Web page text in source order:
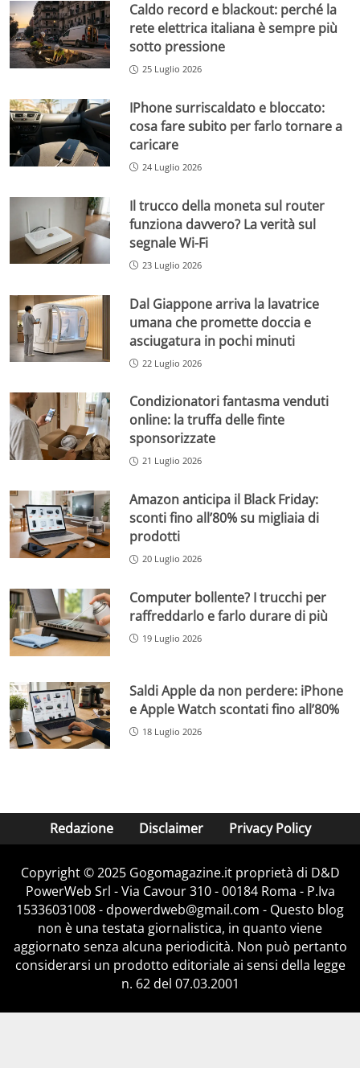
Caldo record e blackout: perché la
rete elettrica italiana è sempre più
sotto pressione
25 Luglio 2026
IPhone surriscaldato e bloccato:
cosa fare subito per farlo tornare a
caricare
24 Luglio 2026
Il trucco della moneta sul router
funziona davvero? La verità sul
segnale Wi-Fi
23 Luglio 2026
Dal Giappone arriva la lavatrice
umana che promette doccia e
asciugatura in pochi minuti
22 Luglio 2026
Condizionatori fantasma venduti
online: la truffa delle finte
sponsorizzate
21 Luglio 2026
Amazon anticipa il Black Friday:
sconti fino all’80% su migliaia di
prodotti
20 Luglio 2026
Computer bollente? I trucchi per
raffreddarlo e farlo durare di più
19 Luglio 2026
Saldi Apple da non perdere: iPhone
e Apple Watch scontati fino all’80%
18 Luglio 2026
Redazione Disclaimer Privacy Policy
Copyright © 2025 Gogomagazine.it proprietà di D&D
PowerWeb Srl - Via Cavour 310 - 00184 Roma - P.Iva
15336031008 - dpowerdweb@gmail.com - Questo blog
non è una testata giornalistica, in quanto viene
aggiornato senza alcuna periodicità. Non può pertanto
considerarsi un prodotto editoriale ai sensi della legge
n. 62 del 07.03.2001